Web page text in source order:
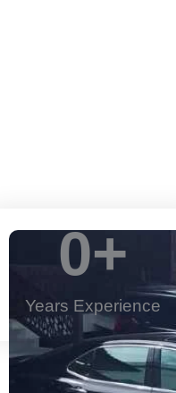
Years Experience
0+